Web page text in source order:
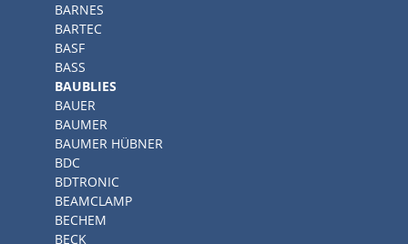
BARNES
BARTEC
BASF
BASS
BAUBLIES
BAUER
BAUMER
BAUMER HÜBNER
BDC
BDTRONIC
BEAMCLAMP
BECHEM
BECK